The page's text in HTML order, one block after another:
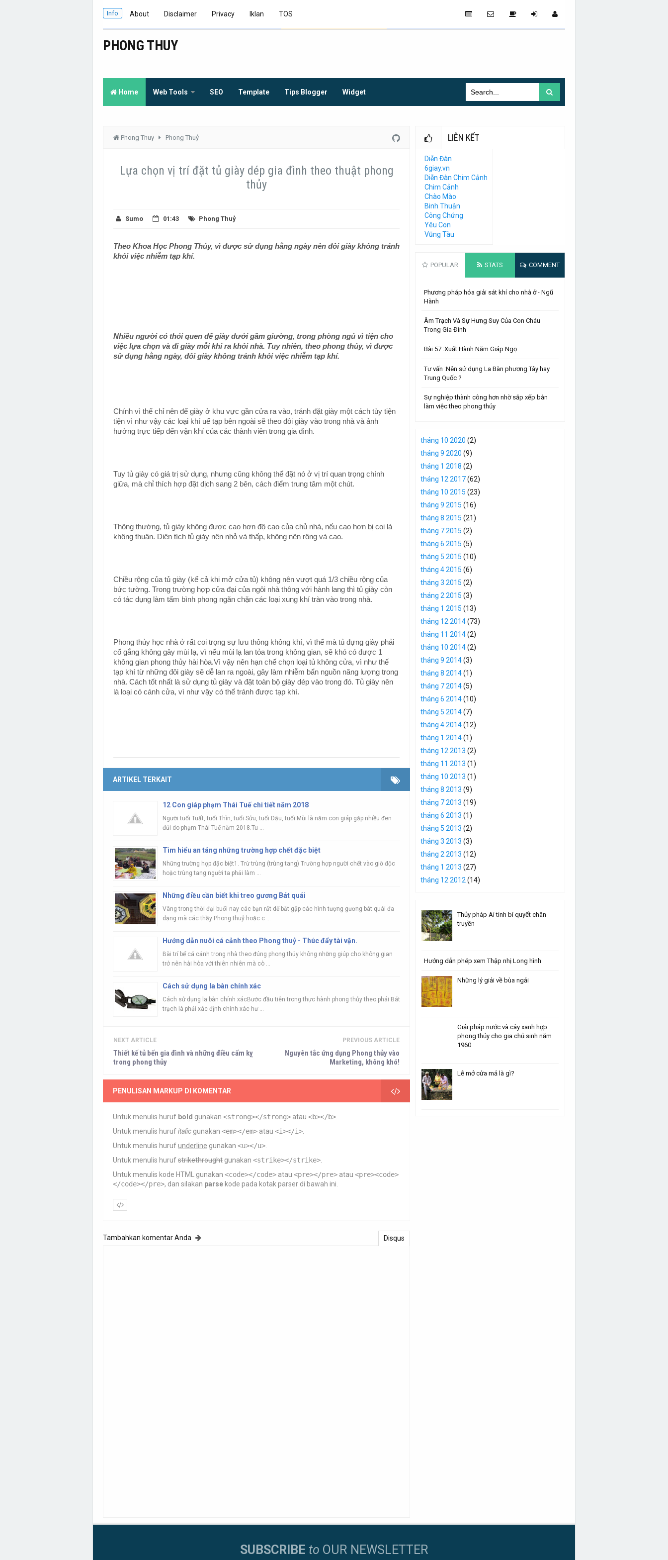
Info About Disclaimer Privacy Iklan TOS
PHONG THUY
Home Web Tools SEO Template Tips Blogger Widget
Phong Thuy Phong Thuỷ
Lựa chọn vị trí đặt tủ giày dép gia đình theo thuật phong
thủy
Sumo 01:43 Phong Thuỷ
Theo Khoa Học Phong Thủy, vì được sử dụng hằng ngày nên đôi giày không tránh
khỏi việc nhiễm tạp khí.
Nhiều người có thói quen để giày dưới gầm giường, trong phòng ngủ vì tiện cho
việc lựa chọn và đi giày mỗi khi ra khỏi nhà. Tuy nhiên, theo phong thủy, vì được
sử dụng hằng ngày, đôi giày không tránh khỏi việc nhiễm tạp khí.
Chính vì thế chỉ nên để giày ở khu vực gần cửa ra vào, tránh đặt giày một cách tùy tiện
tiện vì như vậy các loại khí uế tạp bên ngoài sẽ theo đôi giày vào trong nhà và ảnh
hưởng trực tiếp đến vận khí của các thành viên trong gia đình.
Tuy tủ giày có giá trị sử dụng, nhưng cũng không thể đặt nó ở vị trí quan trọng chính
giữa, mà chỉ thích hợp đặt dịch sang 2 bên, cách điểm trung tâm một chút.
Thông thường, tủ giày không được cao hơn độ cao của chủ nhà, nếu cao hơn bị coi là
không thuận. Diện tích tủ giày nên nhỏ và thấp, không nên rộng và cao.
Chiều rộng của tủ giày (kể cả khi mở cửa tủ) không nên vượt quá 1/3 chiều rộng của
bức tường. Trong trường hợp cửa đại của ngôi nhà thông với hành lang thì tủ giày còn
có tác dụng làm tấm bình phong ngăn chặn các loại xung khí tràn vào trong nhà.
Phong thủy học nhà ở rất coi trọng sự lưu thông không khí, vì thế mà tủ đựng giày phải
cố gắng không gây mùi lạ, vì nếu mùi lạ lan tỏa trong không gian, sẽ khó có được 1
không gian phong thủy hài hòa.Vì vậy nên hạn chế chọn loại tủ không cửa, vì như thế
tạp khí từ những đôi giày sẽ dễ lan ra ngoài, gây làm nhiễm bẩn nguồn năng lượng trong
nhà. Cách tốt nhất là sử dụng tủ giày và đặt toàn bộ giày dép vào trong đó. Tủ giày nên
là loại có cánh cửa, vì như vậy có thể tránh được tạp khí.
ARTIKEL TERKAIT
12 Con giáp phạm Thái Tuế chi tiết năm 2018
Người tuổi Tuất, tuổi Thìn, tuổi Sửu, tuổi Dậu, tuổi Mùi là năm con giáp gặp nhiều đen
đủi do phạm Thái Tuế năm 2018.Tu ...
Tìm hiểu an táng những trường hợp chết đặc biệt
Những trường hợp đặc biệt1. Trừ trùng (trùng tang) Trường hợp người chết vào giờ độc
hoặc trùng tang người ta phải làm ...
Những điều cần biết khi treo gương Bát quái
Vâng trong thời đại buổi nay các bạn rất dể bắt gặp các hình tượng gương bát quái đa
dạng mà các thầy Phong thuỷ hoặc c ...
Hướng dẫn nuôi cá cảnh theo Phong thuỷ - Thúc đẩy tài vận.
Bài trí bể cá cảnh trong nhà theo đúng phong thủy không những giúp cho không gian
trở nên hài hòa với thiên nhiên mà cò ...
Cách sử dụng la bàn chính xác
Cách sử dụng la bàn chính xácBước đầu tiên trong thực hành phong thủy theo phái Bát
trạch là phải xác định chính xác hư ...
NEXT ARTICLE
Thiết kế tủ bến gia đình và những điều cấm kỵ
trong phong thủy
PREVIOUS ARTICLE
Nguyên tắc ứng dụng Phong thủy vào
Marketing, không khó!
PENULISAN MARKUP DI KOMENTAR
Untuk menulis huruf bold gunakan <strong></strong> atau <b></b>
Untuk menulis hurufitalic gunakan <em></em> atau <i></i>
Untuk menulis hurufunderline gunakan <u></u>
Untuk menulis hurufstrikethrought gunakan <strike></strike>
Untuk menulis kode HTML gunakan <code></code> atau <pre></pre> atau <pre><code>
</code></pre>, dan silakan parse kode pada kotak parser di bawah ini.
Disqus
Tambahkan komentar Anda
LIÊN KẾT
Diễn Đàn
6giay.vn
Diễn Đàn Chim Cảnh
Chim Cảnh
Chào Mào
Binh Thuận
Công Chứng
Yêu Con
Vũng Tàu
POPULAR STATS COMMENT
Phương pháp hóa giải sát khí cho nhà ở - Ngũ
Hành
Âm Trạch Và Sự Hưng Suy Của Con Cháu
Trong Gia Đình
Bài 57 :Xuất Hành Năm Giáp Ngọ
Tư vấn :Nên sử dụng La Bàn phương Tây hay
Trung Quốc ?
Sự nghiệp thành công hơn nhờ sắp xếp bàn
làm việc theo phong thủy
tháng 10 2020 (2)
tháng 9 2020 (9)
tháng 1 2018 (2)
tháng 12 2017(62)
tháng 10 2015 (23)
tháng 9 2015 (16)
tháng 8 2015 (21)
tháng 7 2015 (2)
tháng 6 2015 (5)
tháng 5 2015 (10)
tháng 4 2015 (6)
tháng 3 2015 (2)
tháng 2 2015 (3)
tháng 1 2015 (13)
tháng 12 2014(73)
tháng 11 2014(2)
tháng 10 2014(2)
tháng 9 2014(3)
tháng 8 2014(1)
tháng 7 2014(5)
tháng 6 2014(10)
tháng 5 2014(7)
tháng 4 2014(12)
tháng 1 2014(1)
tháng 12 2013 (2)
tháng 11 2013 (1)
tháng 10 2013 (1)
tháng 8 2013 (9)
tháng 7 2013 (19)
tháng 6 2013 (1)
tháng 5 2013 (2)
tháng 3 2013 (3)
tháng 2 2013 (12)
tháng 1 2013 (27)
tháng 12 2012(14)
Thủy pháp Ai tinh bí quyết chân
truyền
Hướng dẫn phép xem Thập nhị Long hình
Những lý giải về bùa ngải
Giải pháp nước và cây xanh hợp
phong thủy cho gia chủ sinh năm
1960
Lễ mở cửa mả là gì?
SUBSCRIBE to OUR NEWSLETTER